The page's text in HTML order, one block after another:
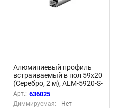
Алюминиевый профиль
встраиваемый в пол 59x20
(Серебро, 2 м), ALM-5920-S-
2M 636025 (Серебро)
636025
Арт.: 636025
Диммируемая:
Нет